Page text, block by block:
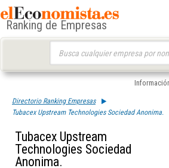
Ranking de Empresas
Directorio Ranking Empresas
Tubacex Upstream Technologies Sociedad Anonima.
Tubacex Upstream
Technologies Sociedad
Anonima.